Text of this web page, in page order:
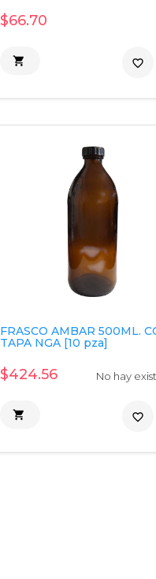
$66.70
 favorite_border
FRASCO AMBAR 500ML.
TAPA NGA [10 pza]
$424.56 No hay
 favorite_border